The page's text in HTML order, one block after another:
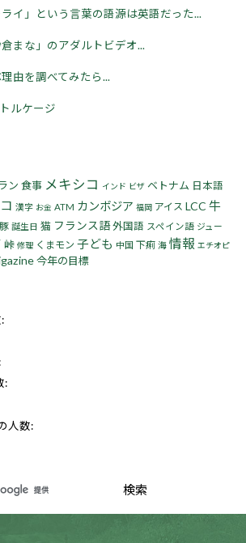
ライ」という言葉の語源は英語だった...
まな」のアダルトビデオ...
由を調べてみたら...
ルケージ
ン 食事 メキシコ インド ビザ ベトナム 日本語
漢字 お金 ATM カンボジア 福岡 アイス LCC 牛
豚 誕生日 猫 フランス語 外国語 スペイン語 ジュー
峠 修理 くまモン 子ども 中国 下痢 海 情報 エチオピ
今年の目標
:
人数: